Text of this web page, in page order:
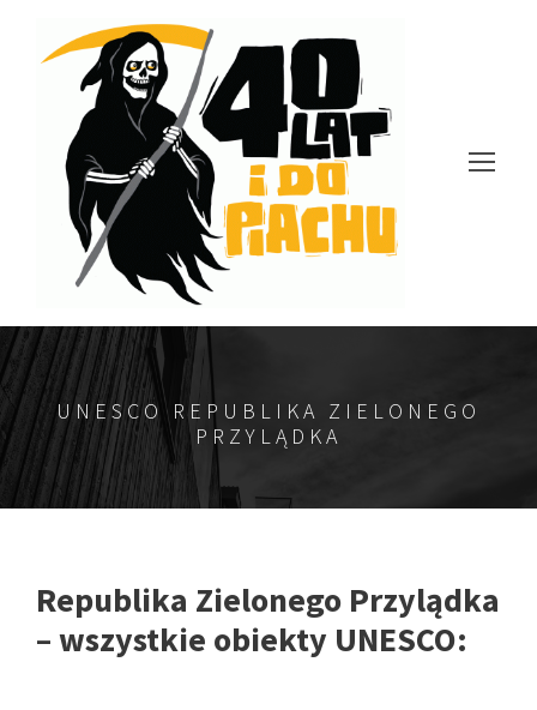
UNESCO REPUBLIKA ZIELONEGO
PRZYLĄDKA
Republika Zielonego Przylądka
– wszystkie obiekty UNESCO: